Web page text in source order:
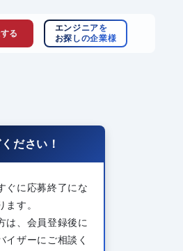
する
エンジニアを
お探しの企業様
ださい！
ぐに応募終了にな
ます。
は、会員登録後に
イザーにご相談く